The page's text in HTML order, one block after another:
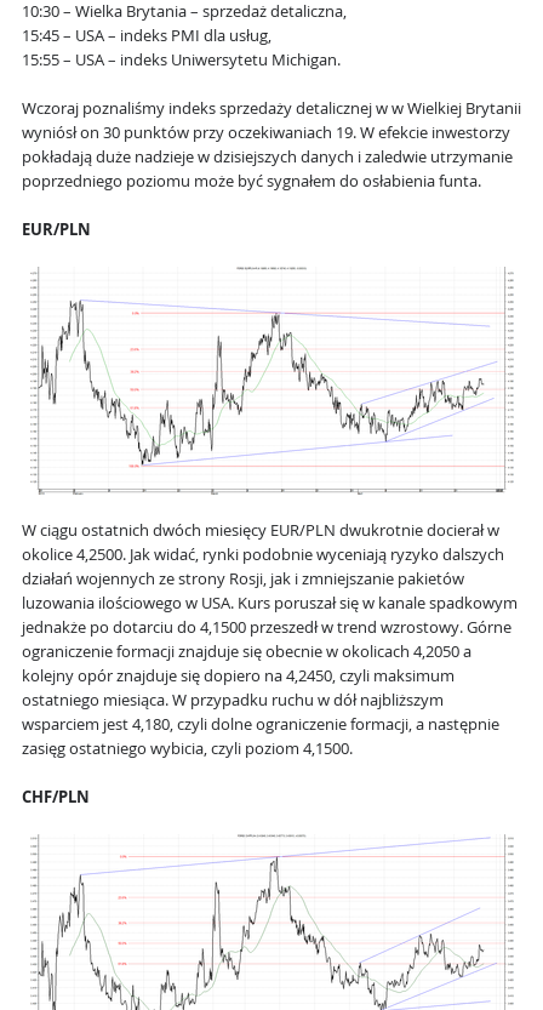
10:30 – Wielka Brytania – sprzedaż detaliczna,
15:45 – USA – indeks PMI dla usług,
15:55 – USA – indeks Uniwersytetu Michigan.
Wczoraj poznaliśmy indeks sprzedaży detalicznej w w Wielkiej Brytanii
wyniósł on 30 punktów przy oczekiwaniach 19. W efekcie inwestorzy
pokładają duże nadzieje w dzisiejszych danych i zaledwie utrzymanie
poprzedniego poziomu może być sygnałem do osłabienia funta.
EUR/PLN
W ciągu ostatnich dwóch miesięcy EUR/PLN dwukrotnie docierał w
okolice 4,2500. Jak widać, rynki podobnie wyceniają ryzyko dalszych
działań wojennych ze strony Rosji, jak i zmniejszanie pakietów
luzowania ilościowego w USA. Kurs poruszał się w kanale spadkowym
jednakże po dotarciu do 4,1500 przeszedł w trend wzrostowy. Górne
ograniczenie formacji znajduje się obecnie w okolicach 4,2050 a
kolejny opór znajduje się dopiero na 4,2450, czyli maksimum
ostatniego miesiąca. W przypadku ruchu w dół najbliższym
wsparciem jest 4,180, czyli dolne ograniczenie formacji, a następnie
zasięg ostatniego wybicia, czyli poziom 4,1500.
CHF/PLN